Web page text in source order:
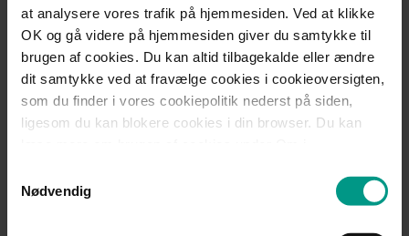
at analysere vores trafik på hjemmesiden. Ved at klikke
OK og gå videre på hjemmesiden giver du samtykke til
brugen af cookies. Du kan altid tilbagekalde eller ændre
dit samtykke ved at fravælge cookies i cookieoversigten,
som du finder i vores cookiepolitik nederst på siden,
ligesom du kan blokere cookies i din browser. Du kan
behandling af personoplysninger.
Nødvendig
Afgørelsen viser også, at den overtrædende virksomheds
økonomiske situation tages i betragtning ved fastsættelse af
bødeniveauet, og at en dårligere økonomi vil medvirke til en
form for ”lempelse” af bødeniveauet.
På trods af at der bør ske en ensretning af bødeniveauerne i
vil tage højde for virksomhedens økonomiske situation, når
der skal udmåles bøder.